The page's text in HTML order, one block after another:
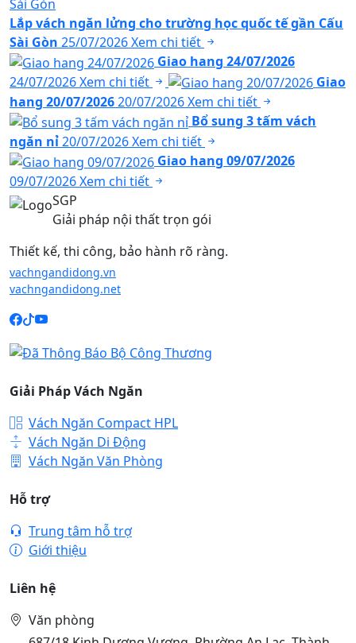
Lắp vách ngăn lửng cho trường học quốc tế gần Cấu
Sài Gòn 25/07/2026Xem chi tiết
Giao hang 24/07/2026
24/07/2026Xem chi tiết
Giao
hang 20/07/202620/07/2026Xem chi tiết
Bổ sung 3 tấm vách
ngăn nỉ20/07/2026Xem chi tiết
Giao hang 09/07/2026
09/07/2026Xem chi tiết
SGP
Giải pháp nội thất trọn gói
Thiết kế, thi công, bảo hành rõ ràng.
vachngandidong.vn
vachngandidong.net
Giải Pháp Vách Ngăn
Vách Ngăn Compact HPL
Vách Ngăn Di Động
Vách Ngăn Văn Phòng
Hỗ trợ
Trung tâm hỗ trợ
Giới thiệu
Liên hệ
Văn phòng